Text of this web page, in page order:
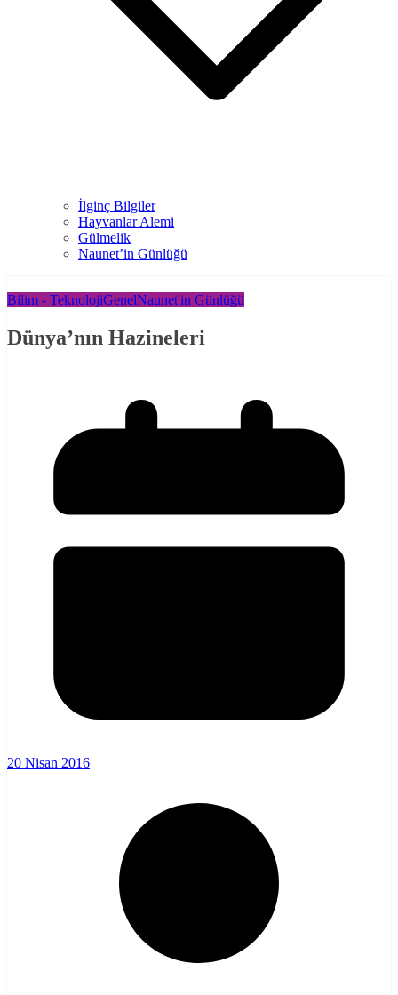
İlginç Bilgiler
Hayvanlar Alemi
Gülmelik
Naunet’in Günlüğü
Bilim - TeknolojiGenelNaunet'in Günlüğü
Dünya’nın Hazineleri
20 Nisan 2016